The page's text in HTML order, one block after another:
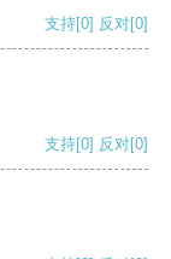
支持[0] 反对[0]
支持[0] 反对[0]